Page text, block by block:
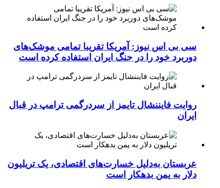
سی بی اس نیوز: آمریکا تقریبا تمامی موشک‌های
دوربرد خود را در جنگ ایران استفاده کرده است
روایت فایننشال تایمز از سردرگمی ترامپ در قبال
ایران
عربستان به‌دلیل خسارت‌های اقتصادی، یک تریلیون
دلار به یمن بدهکار است